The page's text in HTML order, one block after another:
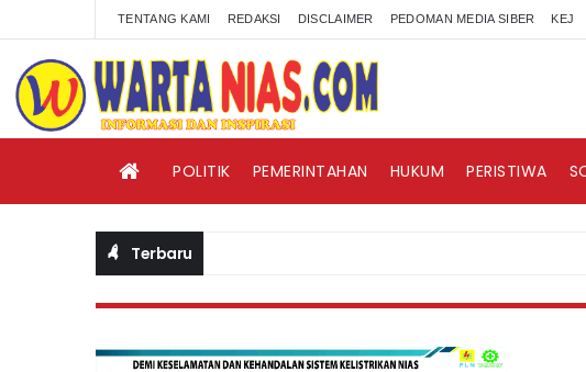
TENTANG KAMI REDAKSI DISCLAIMER PEDOMAN MEDIA SIBER KEJ
POLITIK PEMERINTAHAN HUKUM PERISTIWA
Terbaru